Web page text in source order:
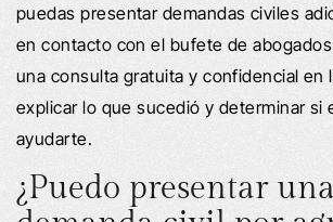
puedas presentar demandas civiles
en contacto con el bufete de
una consulta gratuita y confidencial en
explicar lo que sucedió y determinar si
ayudarte.
¿Puedo presentar una